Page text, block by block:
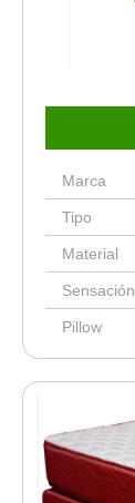
Marca
Tipo
Material
Sensación
Pillow